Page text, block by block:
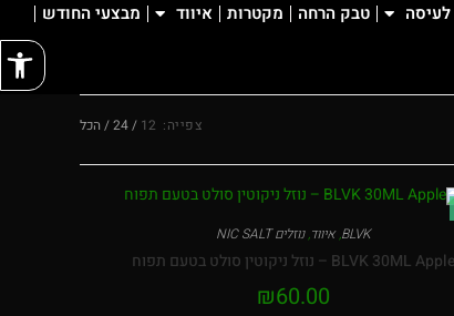
טבק הרחה מקטרות איווד
מבצעי החודש
צפייה: 12
24 הכל
BLVK
,איווד,נוזלים NIC SALT
BLVK 30ML Apple – נוזל ניקוטין סולט בטעם תפוח
₪60.00